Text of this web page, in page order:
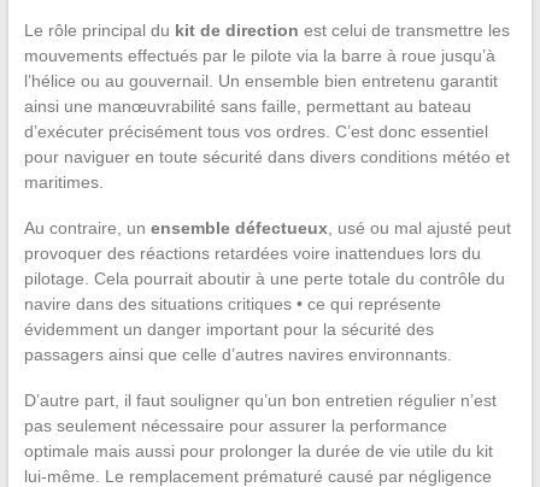
Le rôle principal du kit de direction est celui de transmettre les
mouvements effectués par le pilote via la barre à roue jusqu’à
l’hélice ou au gouvernail. Un ensemble bien entretenu garantit
ainsi une manœuvrabilité sans faille, permettant au bateau
d’exécuter précisément tous vos ordres. C’est donc essentiel
pour naviguer en toute sécurité dans divers conditions météo et
maritimes.
Au contraire, un ensemble défectueux, usé ou mal ajusté peut
provoquer des réactions retardées voire inattendues lors du
pilotage. Cela pourrait aboutir à une perte totale du contrôle du
navire dans des situations critiques • ce qui représente
évidemment un danger important pour la sécurité des
passagers ainsi que celle d’autres navires environnants.
D’autre part, il faut souligner qu’un bon entretien régulier n’est
pas seulement nécessaire pour assurer la performance
optimale mais aussi pour prolonger la durée de vie utile du kit
lui-même. Le remplacement prématuré causé par négligence